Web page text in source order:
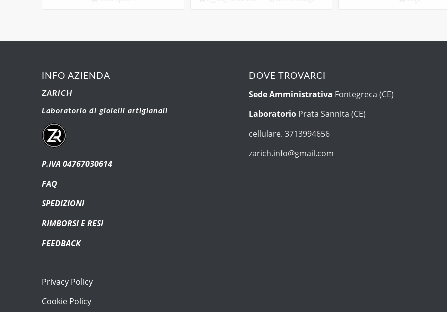
INFO AZIENDA
ZARICH
Laboratorio di gioielli artigianali
P.IVA 04767030614
FAQ
SPEDIZIONI
RIMBORSI E RESI
FEEDBACK
Privacy Policy
Cookie Policy
DOVE TROVARCI
Sede Amministrativa Fontegreca (CE)
Laboratorio Prata Sannita (CE)
cellulare. 3713994656
zarich.info@gmail.com